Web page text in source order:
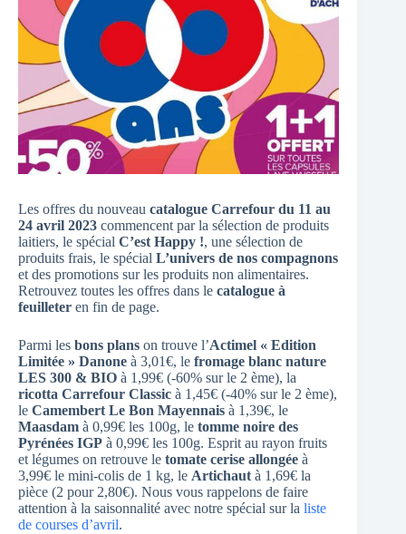
Les offres du nouveau catalogue Carrefour du 11 au
24 avril 2023 commencent par la sélection de produits
laitiers, le spécial C’est Happy !, une sélection de
produits frais, le spécial L’univers de nos compagnons
et des promotions sur les produits non alimentaires.
Retrouvez toutes les offres dans le catalogue à
feuilleter en fin de page.
Parmi les bons plans on trouve l’Actimel « Edition
Limitée » Danone à 3,01€, le fromage blanc nature
LES 300 & BIO à 1,99€ (-60% sur le 2 ème), la
ricotta Carrefour Classic à 1,45€ (-40% sur le 2 ème),
le Camembert Le Bon Mayennais à 1,39€, le
Maasdam à 0,99€ les 100g, le tomme noire des
Pyrénées IGP à 0,99€ les 100g. Esprit au rayon fruits
et légumes on retrouve le tomate cerise allongée à
3,99€ le mini-colis de 1 kg, le Artichaut à 1,69€ la
pièce (2 pour 2,80€). Nous vous rappelons de faire
attention à la saisonnalité avec notre spécial sur la liste
de courses d’avril.